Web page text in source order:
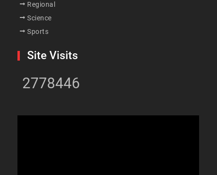
Regional
Science
Sports
Site Visits
2778446